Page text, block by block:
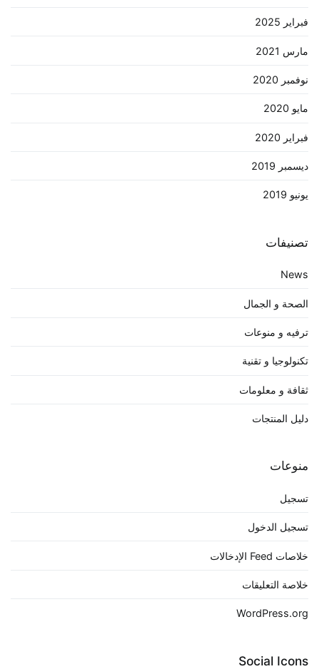
فبراير 2025
مارس 2021
نوفمبر 2020
مايو 2020
فبراير 2020
ديسمبر 2019
يونيو 2019
تصنيفات
News
الصحة و الجمال
ترفيه و منوعات
تكنولوجيا و تقنية
ثقافة و معلومات
دليل المنتجات
منوعات
تسجيل
تسجيل الدخول
خلاصات Feed الإدخالات
خلاصة التعليقات
WordPress.org
Social Icons